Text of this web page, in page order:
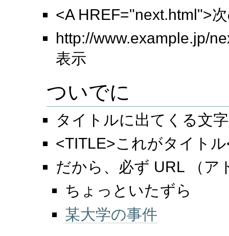
<A HREF="next.html">
http://www.example.jp/
表示
ついでに
タイトルに出てくる文
<TITLE>これがタイト
だから、必ず URL （ア
ちょっといたずら
某大学の事件